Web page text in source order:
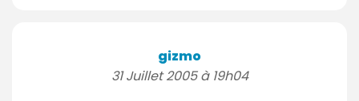
gizmo
31 Juillet 2005 à 19h04